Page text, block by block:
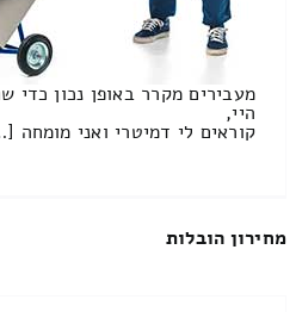
מעבירים מקרר באופן נכון כדי
היי,
קוראים לי דמיטרי ואני מומחה
מחירון הובלות